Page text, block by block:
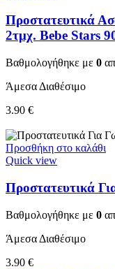
Προστατευτικά
2τμχ. Bebe Stars
Βαθμολογήθηκε με 0
Άμεσα Διαθέσιμο
3.90 €
Προσθήκη στο καλάθι
Quick view
Προστατευτικά
Βαθμολογήθηκε με 0
Άμεσα Διαθέσιμο
3.90 €